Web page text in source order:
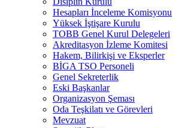
Hesapları İnceleme Komisyonu
Yüksek İştişare Kurulu
TOBB Genel Kurul Delegeleri
Akreditasyon İzleme Komitesi
Hakem, Bilirkişi ve Eksperler
BİGA TSO Personeli
Genel Sekreterlik
Eski Başkanlar
Organizasyon Şeması
Oda Teşkilatı ve Görevleri
Mevzuat